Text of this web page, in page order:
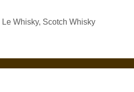
Le Whisky, Scotch Whisky